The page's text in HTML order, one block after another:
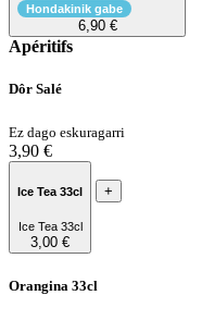
Hondakinik gabe
6,90 €
Apéritifs
Dôr Salé
Ez dago eskuragarri
3,90 €
Ice Tea 33cl
Ice Tea 33cl
3,00 €
+
Orangina 33cl